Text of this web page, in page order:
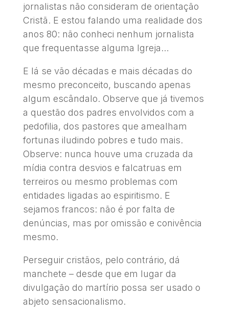
jornalistas não consideram de orientação
Cristã. E estou falando uma realidade dos
anos 80: não conheci nenhum jornalista
que frequentasse alguma Igreja…
E lá se vão décadas e mais décadas do
mesmo preconceito, buscando apenas
algum escândalo. Observe que já tivemos
a questão dos padres envolvidos com a
pedofilia, dos pastores que amealham
fortunas iludindo pobres e tudo mais.
Observe: nunca houve uma cruzada da
mídia contra desvios e falcatruas em
terreiros ou mesmo problemas com
entidades ligadas ao espiritismo. E
sejamos francos: não é por falta de
denúncias, mas por omissão e conivência
mesmo.
Perseguir cristãos, pelo contrário, dá
manchete – desde que em lugar da
divulgação do martírio possa ser usado o
abjeto sensacionalismo.